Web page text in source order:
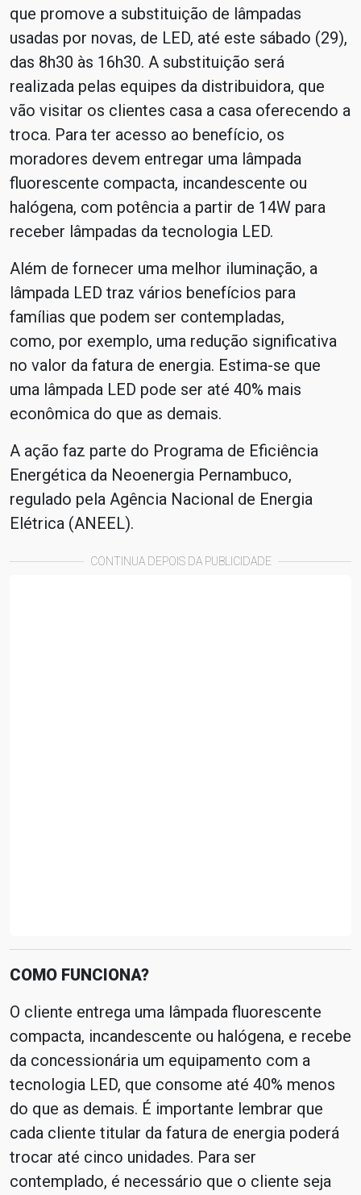
que promove a substituição de lâmpadas
usadas por novas, de LED, até este sábado (29),
das 8h30 às 16h30. A substituição será
realizada pelas equipes da distribuidora, que
vão visitar os clientes casa a casa oferecendo a
troca. Para ter acesso ao benefício, os
moradores devem entregar uma lâmpada
fluorescente compacta, incandescente ou
halógena, com potência a partir de 14W para
receber lâmpadas da tecnologia LED.
Além de fornecer uma melhor iluminação, a
lâmpada LED traz vários benefícios para
famílias que podem ser contempladas,
como, por exemplo, uma redução significativa
no valor da fatura de energia. Estima-se que
uma lâmpada LED pode ser até 40% mais
econômica do que as demais.
A ação faz parte do Programa de Eficiência
Energética da Neoenergia Pernambuco,
regulado pela Agência Nacional de Energia
Elétrica (ANEEL).
CONTINUA DEPOIS DA PUBLICIDADE
COMO FUNCIONA?
O cliente entrega uma lâmpada fluorescente
compacta, incandescente ou halógena, e recebe
da concessionária um equipamento com a
tecnologia LED, que consome até 40% menos
do que as demais. É importante lembrar que
cada cliente titular da fatura de energia poderá
trocar até cinco unidades. Para ser
contemplado, é necessário que o cliente seja